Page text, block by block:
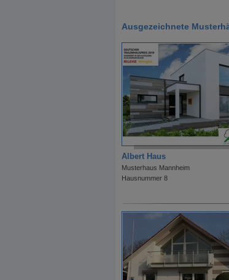
Ausgezeichnete
Albert Haus
Musterhaus Mannheim
Hausnummer 8